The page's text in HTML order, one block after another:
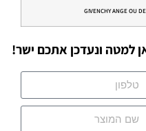
GIVENCHY ANGE OU
למטה ונעדכן אתכם ישר!